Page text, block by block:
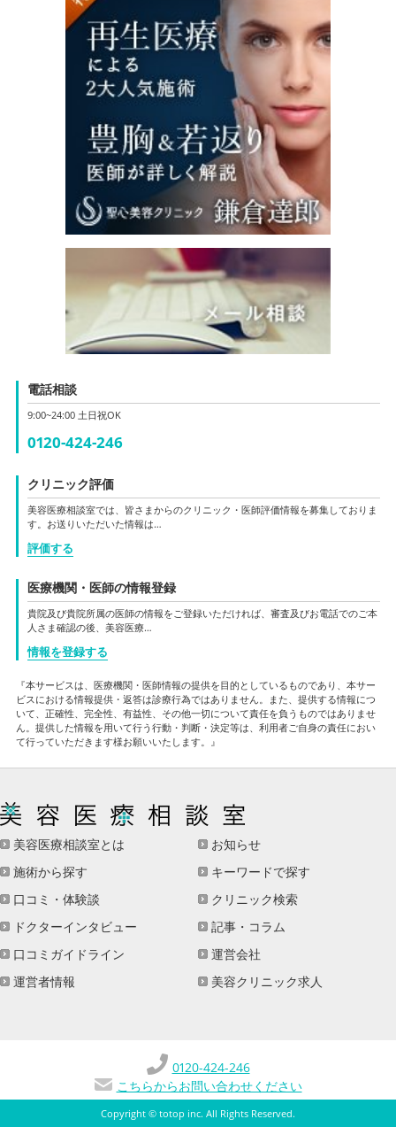
電話相談
9:00~24:00 土日祝OK
0120-424-246
クリニック評価
美容医療相談室では、皆さまからのクリニック・医師評価情報を募集しておりま
す。お送りいただいた情報は…
評価する
医療機関・医師の情報登録
貴院及び貴院所属の医師の情報をご登録いただければ、審査及びお電話でのご本
人さま確認の後、美容医療…
情報を登録する
『本サービスは、医療機関・医師情報の提供を目的としているものであり、本サー
ビスにおける情報提供・返答は診療行為ではありません。また、提供する情報につ
いて、正確性、完全性、有益性、その他一切について責任を負うものではありませ
ん。提供した情報を用いて行う行動・判断・決定等は、利用者ご自身の責任におい
て行っていただきます様お願いいたします。』
美容医療相談室とは
お知らせ
施術から探す
キーワードで探す
口コミ・体験談
クリニック検索
ドクターインタビュー
記事・コラム
口コミガイドライン
運営会社
運営者情報
美容クリニック求人
0120-424-246
こちらからお問い合わせください
Copyright © totop inc. All Rights Reserved.